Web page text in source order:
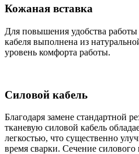
Кожаная вставка
Для повышения удобства работы
кабеля выполнена из
уровень комфорта работы.
Силовой кабель
Благодаря замене стандартной
тканевую силовой кабель
легкостью, что существенно
время сварки. Сечение силового